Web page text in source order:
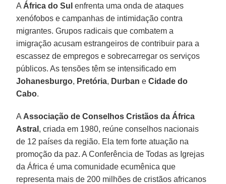
A África do Sul enfrenta uma onda de ataques
xenófobos e campanhas de intimidação contra
migrantes. Grupos radicais que combatem a
imigração acusam estrangeiros de contribuir para a
escassez de empregos e sobrecarregar os serviços
públicos. As tensões têm se intensificado em
Johanesburgo, Pretória, Durban eCidade do
Cabo.
A Associação de Conselhos Cristãos da África
Astral , criada em 1980, reúne conselhos nacionais
de 12 países da região. Ela tem forte atuação na
promoção da paz. A Conferência de Todas as Igrejas
da África é uma comunidade ecumênica que
representa mais de 200 milhões de cristãos africanos